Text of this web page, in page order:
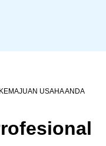
USAHA ANDA